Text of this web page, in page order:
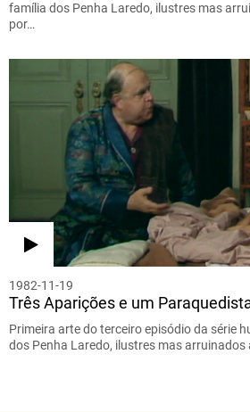
família dos Penha Laredo, ilustres mas
por…
1982-11-19
Três Aparições e um
Primeira arte do terceiro episódio da série
dos Penha Laredo, ilustres mas